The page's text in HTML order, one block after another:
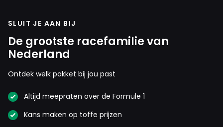
SLUIT JE AAN BIJ
De grootste racefamilie van
Nederland
Ontdek welk pakket bij jou past
Altijd meepraten over de Formule 1
Kans maken op toffe prijzen